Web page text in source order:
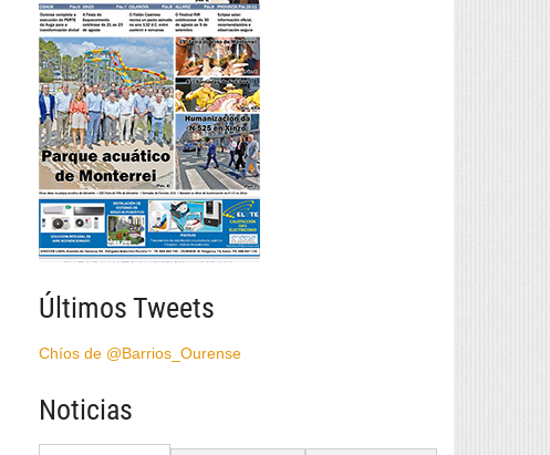
Últimos Tweets
Chíos de @Barrios_Ourense
Noticias